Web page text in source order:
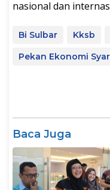
nasional dan
Bi Sulbar Kksb
Pekan Ekonomi
Baca Juga